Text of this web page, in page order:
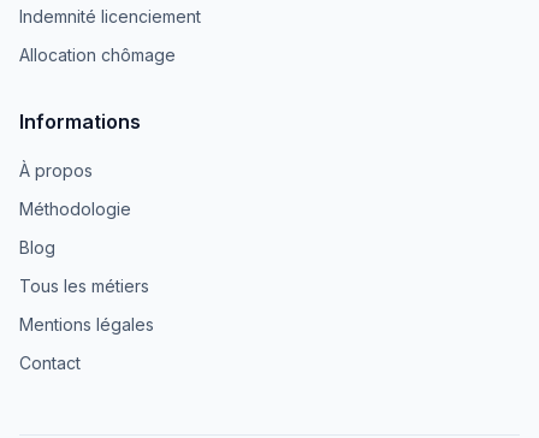
Indemnité licenciement
Allocation chômage
Informations
À propos
Méthodologie
Blog
Tous les métiers
Mentions légales
Contact